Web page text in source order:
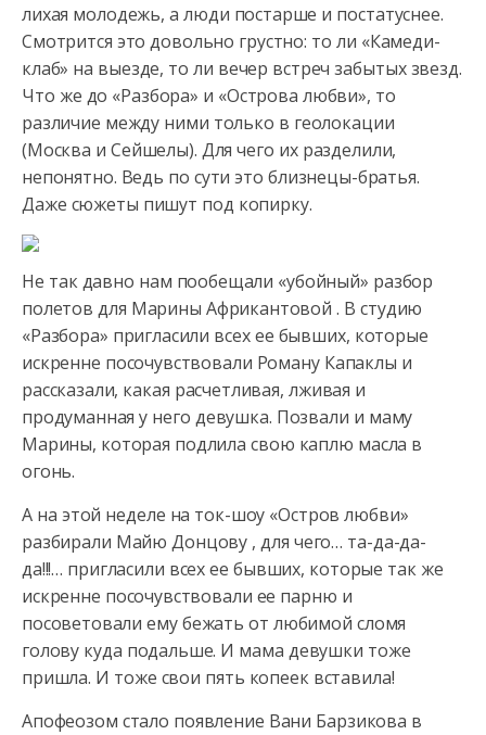
лихая молодежь, а люди постарше и постатуснее.
Смотрится это довольно грустно: то ли «Камеди-
клаб» на выезде, то ли вечер встреч забытых звезд.
Что же до «Разбора» и «Острова любви», то
различие между ними только в геолокации
(Москва и Сейшелы). Для чего их разделили,
непонятно. Ведь по сути это близнецы-братья.
Даже сюжеты пишут под копирку.
Не так давно нам пообещали «убойный» разбор
полетов для Марины Африкантовой . В студию
«Разбора» пригласили всех ее бывших, которые
искренне посочувствовали Роману Капаклы и
рассказали, какая расчетливая, лживая и
продуманная у него девушка. Позвали и маму
Марины, которая подлила свою каплю масла в
огонь.
А на этой неделе на ток-шоу «Остров любви»
разбирали Майю Донцову , для чего… та-да-да-
да!!!… пригласили всех ее бывших, которые так же
искренне посочувствовали ее парню и
посоветовали ему бежать от любимой сломя
голову куда подальше. И мама девушки тоже
пришла. И тоже свои пять копеек вставила!
Апофеозом стало появление Вани Барзикова в